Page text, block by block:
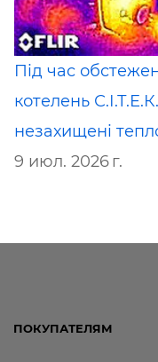
Під час
котелень
незахищені
9 июл. 2026 г.
ПОКУПАТЕЛЯМ